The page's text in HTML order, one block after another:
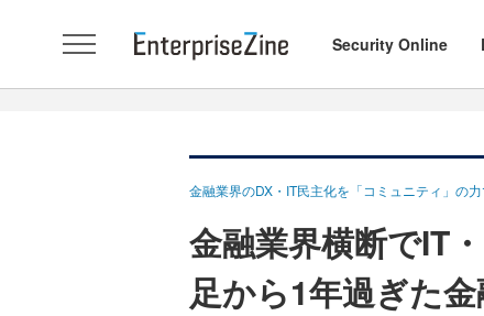
Security Online
金融業界のDX・IT民主化を「コミュニティ」の力
金融業界横断でIT
足から1年過ぎた